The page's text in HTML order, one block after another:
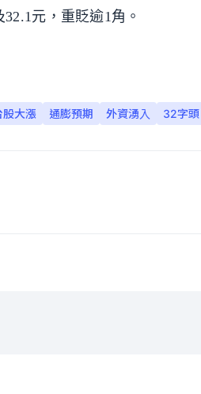
元，重貶逾1角。
股大漲 通膨預期 外資湧入 32字頭